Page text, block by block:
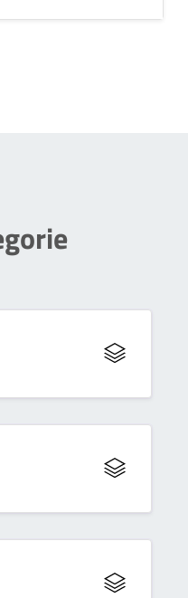
e tre